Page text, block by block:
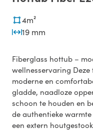
4m²
19 mm
Fiberglass hottub –
wellnesservaring
moderne en
gladde, naadloze
schoon te houden en
de authentieke
een extern